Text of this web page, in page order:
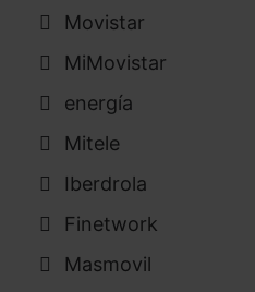
Movistar
MiMovistar
energía
Mitele
Iberdrola
Finetwork
Masmovil